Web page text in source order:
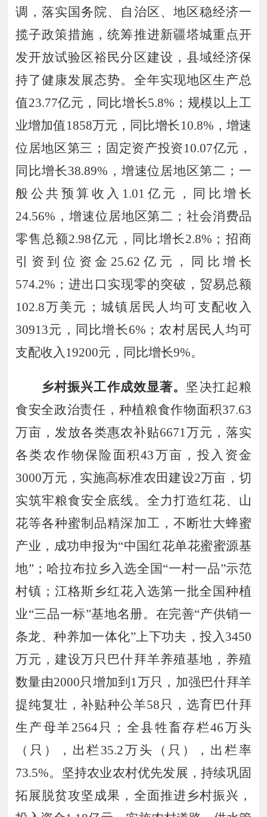
调，落实国务院、自治区、地区稳经济一
揽子政策措施，统筹推进新疆塔城重点开
发开放试验区裕民分区建设，县域经济保
持了健康发展态势。 全年实现地区生产总
值23.77亿元，同比增长5.8%；规模以上工
业增加值1858万元， 同比增长 10.8%，增速
位居地区第三；固定资产投资10.07亿元，
同比增长38.89%，增速位居地区第二； 一
般公共预算收入 1 .01 亿元，同比增长
24.56%，增速位居地区第二；社会消费品
零售总额2.98亿元， 同比增长2.8%；招商
引资到位资金 25.62 亿元，
同比增长
574.2%；进出口实现零的突破，贸易总额
102.8万美元；城镇居民人均可支配收入
30913元， 同比增长6%；农村居民人均可
支配收入 19200元， 同比增长9%。
乡村振兴工作成效显著。 坚决扛起粮
食安全政治责任 ， 种植粮食作物面积37.63
万亩 ， 发放各类惠农补贴6671 万元， 落实
各类农作物保险面积43万亩 ， 投入资金
3000万元， 实施高标准农田建设2万亩，切
实筑牢粮食安全底线 。 全力打造红花、山
花等各种蜜制品精深加工，不断壮大蜂蜜
产业，成功申报为“中国红花单花蜜蜜源基
地”；哈拉布拉乡入选全国“一村一品”示范
村镇；江格斯乡红花入选第一批全国种植
业“三品一标”基地名册。在完善“产供销一
条龙、种养加一体化”上下功夫，投入 3450
万元，建设万只巴什拜羊养殖基地，养殖
数量由2000只增加到 1 万只，加强巴什拜羊
提纯复壮，补贴种公羊58 只，选育巴什拜
生产母羊2564只； 全县牲畜存栏46万头
（ 只 ） ， 出栏 35.2万头 （ 只 ） ， 出栏率
73.5%。
坚持农业农村优先发展，持续巩固
拓展脱贫攻坚成果， 全面推进 乡村振兴，